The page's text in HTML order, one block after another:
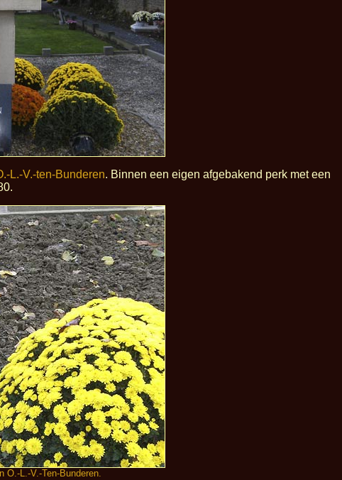
L.-V.-ten-Bunderen. Binnen een eigen afgebakend perk met een
O.-L.-V.-Ten-Bunderen.